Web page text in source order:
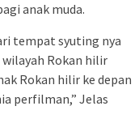
anak muda.
tempat syuting nya
Rokan hilir
Rokan hilir ke depan
perfilman,” Jelas